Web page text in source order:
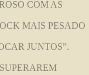
COM AS
MAIS PESADO
JUNTOS”.